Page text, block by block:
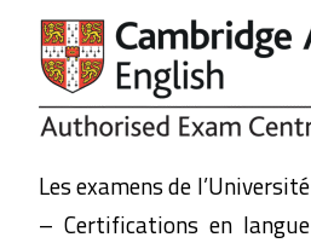
Les examens de
– Certifications en